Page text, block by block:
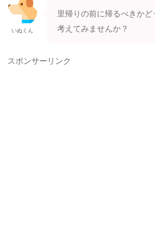
いぬくん
里帰りの前に帰るべきか
考えてみませんか？
スポンサーリンク